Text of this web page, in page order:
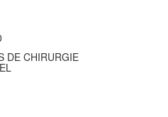
DE CHIRURGIE